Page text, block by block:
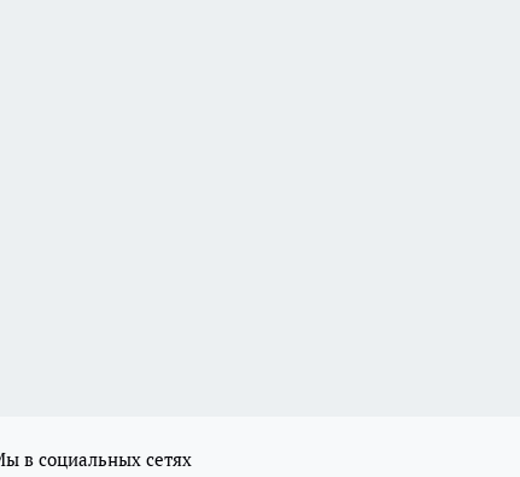
в социальных сетях